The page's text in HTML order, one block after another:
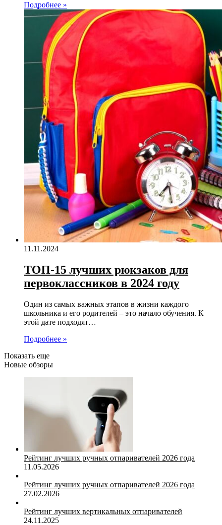
Подробнее »
11.11.2024
ТОП-15 лучших рюкзаков для
первоклассников в 2024 году
Один из самых важных этапов в жизни каждого
школьника и его родителей – это начало обучения. К
этой дате подходят…
Подробнее »
Показать еще
Новые обзоры
Рейтинг лучших ручных отпаривателей 2026 года
11.05.2026
Рейтинг лучших ручных отпаривателей 2026 года
27.02.2026
Рейтинг лучших вертикальных отпаривателей
24.11.2025